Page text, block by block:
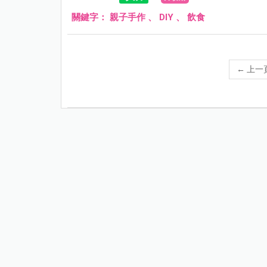
關鍵字： 親子手作 、 DIY 、 飲食
← 上一